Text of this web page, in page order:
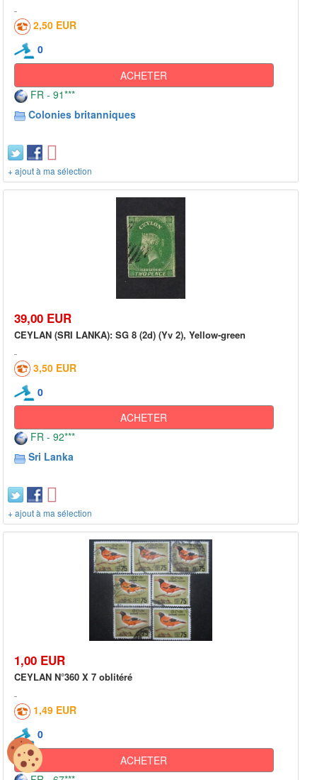
2,50 EUR
0
ACHETER
FR - 91***
Colonies britanniques
+ ajout à ma sélection
39,00 EUR
CEYLAN (SRI LANKA): SG 8 (2d) (Yv 2), Yellow-green
3,50 EUR
0
ACHETER
FR - 92***
Sri Lanka
+ ajout à ma sélection
1,00 EUR
CEYLAN N°360 X 7 oblitéré
1,49 EUR
0
ACHETER